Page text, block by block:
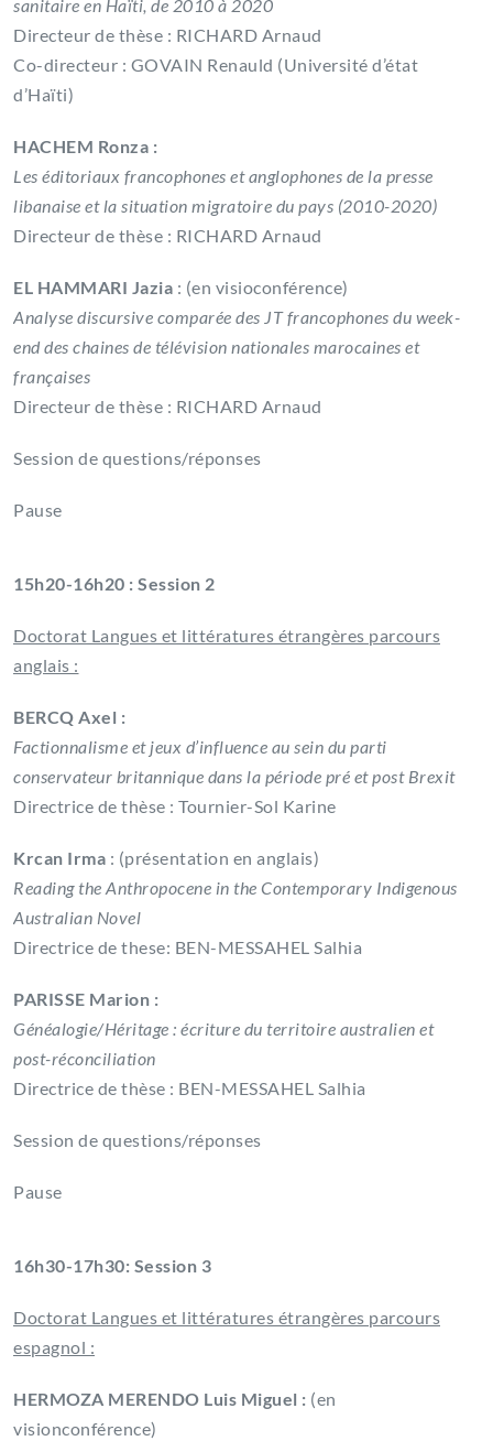
sanitaire en Haïti, de 2010 à 2020
Directeur de thèse : RICHARD Arnaud
Co-directeur : GOVAIN Renauld (Université d’état
d’Haïti)
HACHEM Ronza :
Les éditoriaux francophones et anglophones de la presse
libanaise et la situation migratoire du pays (2010-2020)
Directeur de thèse : RICHARD Arnaud
EL HAMMARI Jazia : (en visioconférence)
Analyse discursive comparée des JT francophones du week-
end des chaines de télévision nationales marocaines et
françaises
Directeur de thèse : RICHARD Arnaud
Session de questions/réponses
Pause
15h20-16h20 : Session 2
Doctorat Langues et littératures étrangères parcours
anglais :
BERCQ Axel :
Factionnalisme et jeux d’influence au sein du parti
conservateur britannique dans la période pré et post Brexit
Directrice de thèse : Tournier-Sol Karine
Krcan Irma : (présentation en anglais)
Reading the Anthropocene in the Contemporary Indigenous
Australian Novel
Directrice de these: BEN-MESSAHEL Salhia
PARISSE Marion :
Généalogie/Héritage : écriture du territoire australien et
post-réconciliation
Directrice de thèse : BEN-MESSAHEL Salhia
Session de questions/réponses
Pause
16h30-17h30: Session 3
Doctorat Langues et littératures étrangères parcours
espagnol :
HERMOZA MERENDO Luis Miguel : (en
visionconférence)